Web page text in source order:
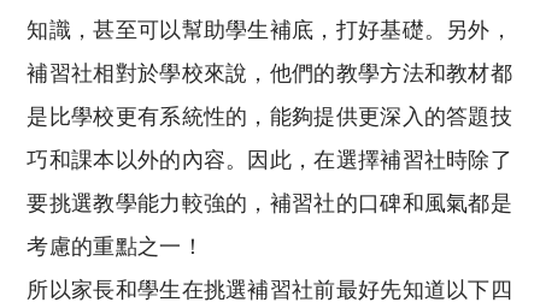
知識，甚至可以幫助學生補底，打好基礎。另外，
補習社相對於學校來說，他們的教學方法和教材都
是比學校更有系統性的，能夠提供更深入的答題技
巧和課本以外的內容。 因此 ，在選擇補習社時除了
要挑選教學能力較強的 ，補習社的口碑和風氣都是
考慮的重點之一！
所以家長和學生在挑選補習社前最好先知道以下四